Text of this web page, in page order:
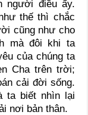
người điều ấy.
thế thì chắc
cũng như cho
mà đôi khi ta
của chúng ta
Cha trên trời;
cải đời sống.
ta biết nhìn lại
nơi bản thân.